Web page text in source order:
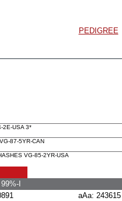
PEDIGREE
2E-USA 3*
87-5YR-CAN
VG-85-2YR-USA
I
aAa: 243615